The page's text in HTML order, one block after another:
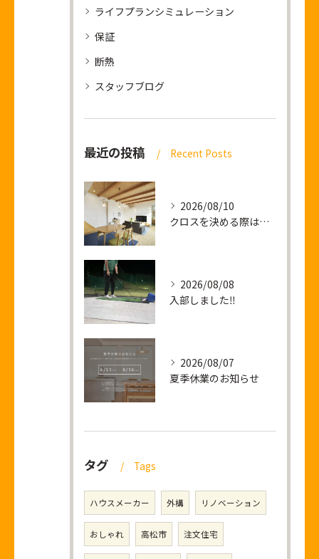
ライフプランシミュレーション
保証
断熱
スタッフブログ
最近の投稿 Recent Posts
2026/08/10
クロスを決める際は僕の顔をご利用ください
2026/08/08
入部しました‼
2026/08/07
夏季休業のお知らせ
タグ Tags
ハウスメーカー 外構 リノベーション
おしゃれ 高松市 注文住宅